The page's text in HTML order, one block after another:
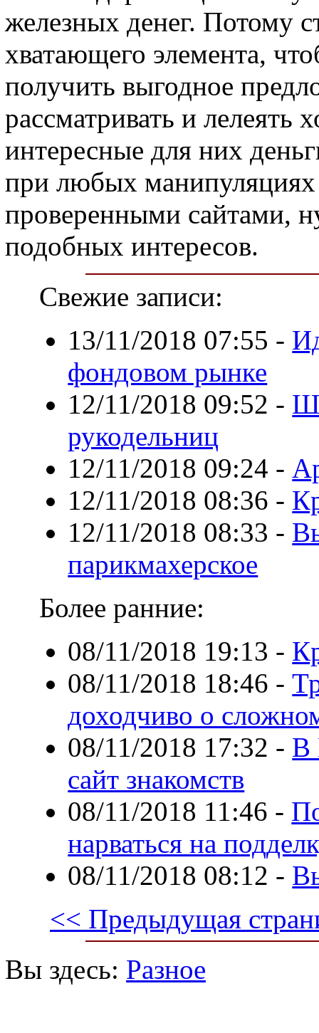
железных денег. Потому
хватающего элемента,
получить выгодное
рассматривать и лелеять
интересные для них
при любых манипуляциях
проверенными сайтами,
подобных интересов.
Свежие записи:
13/11/2018 07:55 -
фондовом рынке
12/11/2018 09:52 -
рукодельниц
12/11/2018 09:24 -
12/11/2018 08:36 -
12/11/2018 08:33 -
парикмахерское
Более ранние:
08/11/2018 19:13 -
08/11/2018 18:46 -
доходчиво о
08/11/2018 17:32 - В
сайт знакомств
08/11/2018 11:46 -
нарваться на
08/11/2018 08:12 -
<< Предыдущая
Вы здесь: Разное